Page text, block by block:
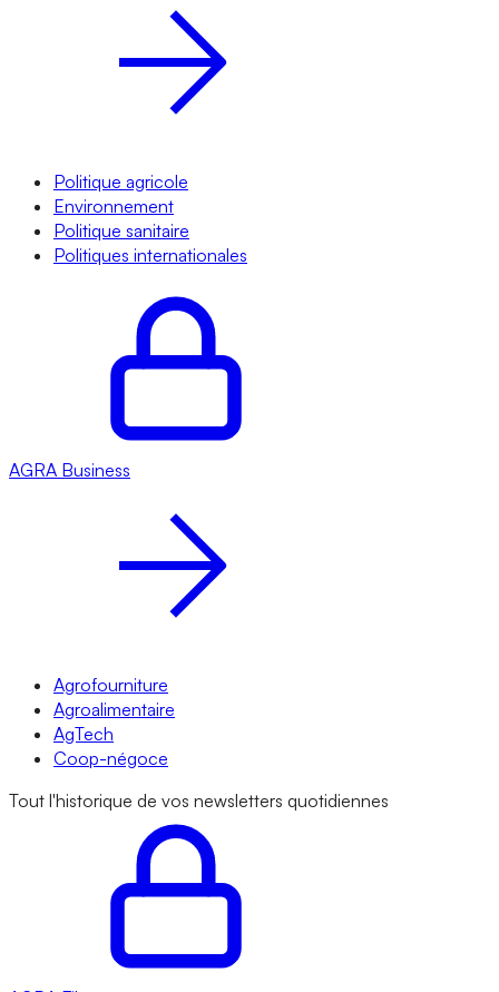
Politique agricole
Environnement
Politique sanitaire
Politiques internationales
AGRA Business
Agrofourniture
Agroalimentaire
AgTech
Coop-négoce
Tout l'historique de vos newsletters quotidiennes